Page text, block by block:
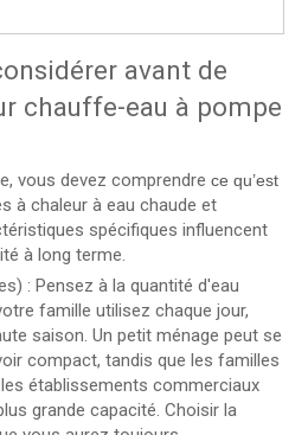
avant de
chauffe-eau à pompe
vous devez comprendre ce qu’est
à chaleur à eau chaude et
spécifiques influencent
à long terme.
: Pensez à la quantité d'eau
famille utilisez chaque jour,
saison. Un petit ménage peut se
compact, tandis que les familles
établissements commerciaux
grande capacité. Choisir la